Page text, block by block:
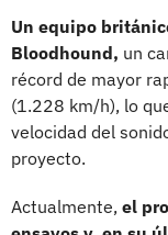
Un equipo
Bloodhound, un
récord de mayor
(1.228 km/h), lo
velocidad del
proyecto.
Actualmente, el